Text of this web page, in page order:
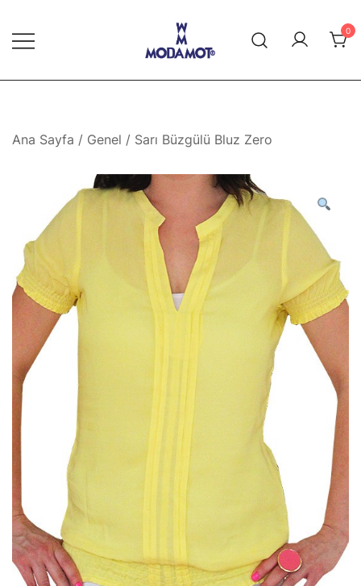
content
Modamot E-Ticaret
0
Ana Sayfa / Genel / Sarı Büzgülü Bluz Zero